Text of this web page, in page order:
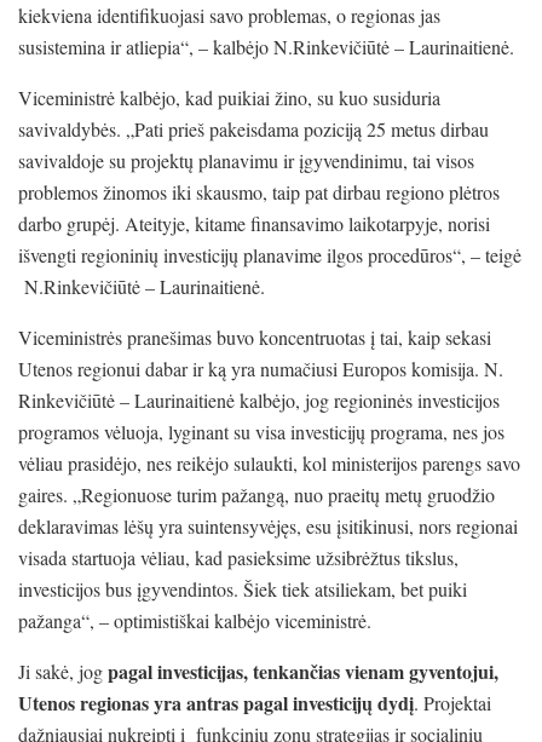
kiekviena identifikuojasi savo problemas, o regionas jas
susistemina ir atliepia“, – kalbėjo N.Rinkevičiūtė – Laurinaitienė.
Viceministrė kalbėjo, kad puikiai žino, su kuo susiduria
savivaldybės. „Pati prieš pakeisdama poziciją 25 metus dirbau
savivaldoje su projektų planavimu ir įgyvendinimu, tai visos
problemos žinomos iki skausmo, taip pat dirbau regiono plėtros
darbo grupėj. Ateityje, kitame finansavimo laikotarpyje, norisi
išvengti regioninių investicijų planavime ilgos procedūros“, – teigė
N.Rinkevičiūtė – Laurinaitienė.
Viceministrės pranešimas buvo koncentruotas į tai, kaip sekasi
Utenos regionui dabar ir ką yra numačiusi Europos komisija. N.
Rinkevičiūtė – Laurinaitienė kalbėjo, jog regioninės investicijos
programos vėluoja, lyginant su visa investicijų programa, nes jos
vėliau prasidėjo, nes reikėjo sulaukti, kol ministerijos parengs savo
gaires. „Regionuose turim pažangą, nuo praeitų metų gruodžio
deklaravimas lėšų yra suintensyvėjęs, esu įsitikinusi, nors regionai
visada startuoja vėliau, kad pasieksime užsibrėžtus tikslus,
investicijos bus įgyvendintos. Šiek tiek atsiliekam, bet puiki
pažanga“, – optimistiškai kalbėjo viceministrė.
Ji sakė, jogpagal investicijas, tenkančias vienam gyventojui,
Utenos regionas yra antras pagal investicijų dydį. Projektai
dažniausiai nukreipti į funkcinių zonų strategijas ir socialinių